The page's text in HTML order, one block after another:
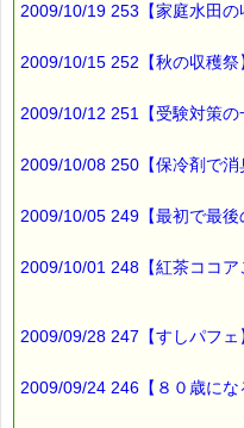
簡単にできるじゃありませ
この方法だと
ヘタさえ付いていれば
干し柿が作れちゃいます。
夫は、この方法を
すごいなーと思います (^^)
2009/10/19 253【家庭水田の
2009/10/15 252【秋の収穫祭
2009/10/12 251【受験対策の
2009/10/08 250【保冷剤で消
2009/10/05 249【最初で最後
2009/10/01 248【紅茶ココア
2009/09/28 247【すしパフェ
2009/09/24 246【８０歳にな